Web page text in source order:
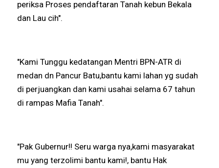
periksa Proses pendaftaran Tanah kebun Bekala
dan Lau cih".
"Kami Tunggu kedatangan Mentri BPN-ATR di
medan dn Pancur Batu,bantu kami lahan yg sudah
di perjuangkan dan kami usahai selama 67 tahun
di rampas Mafia Tanah".
"Pak Gubernur!! Seru warga nya,kami masyarakat
mu yang terzolimi bantu kami!, bantu Hak